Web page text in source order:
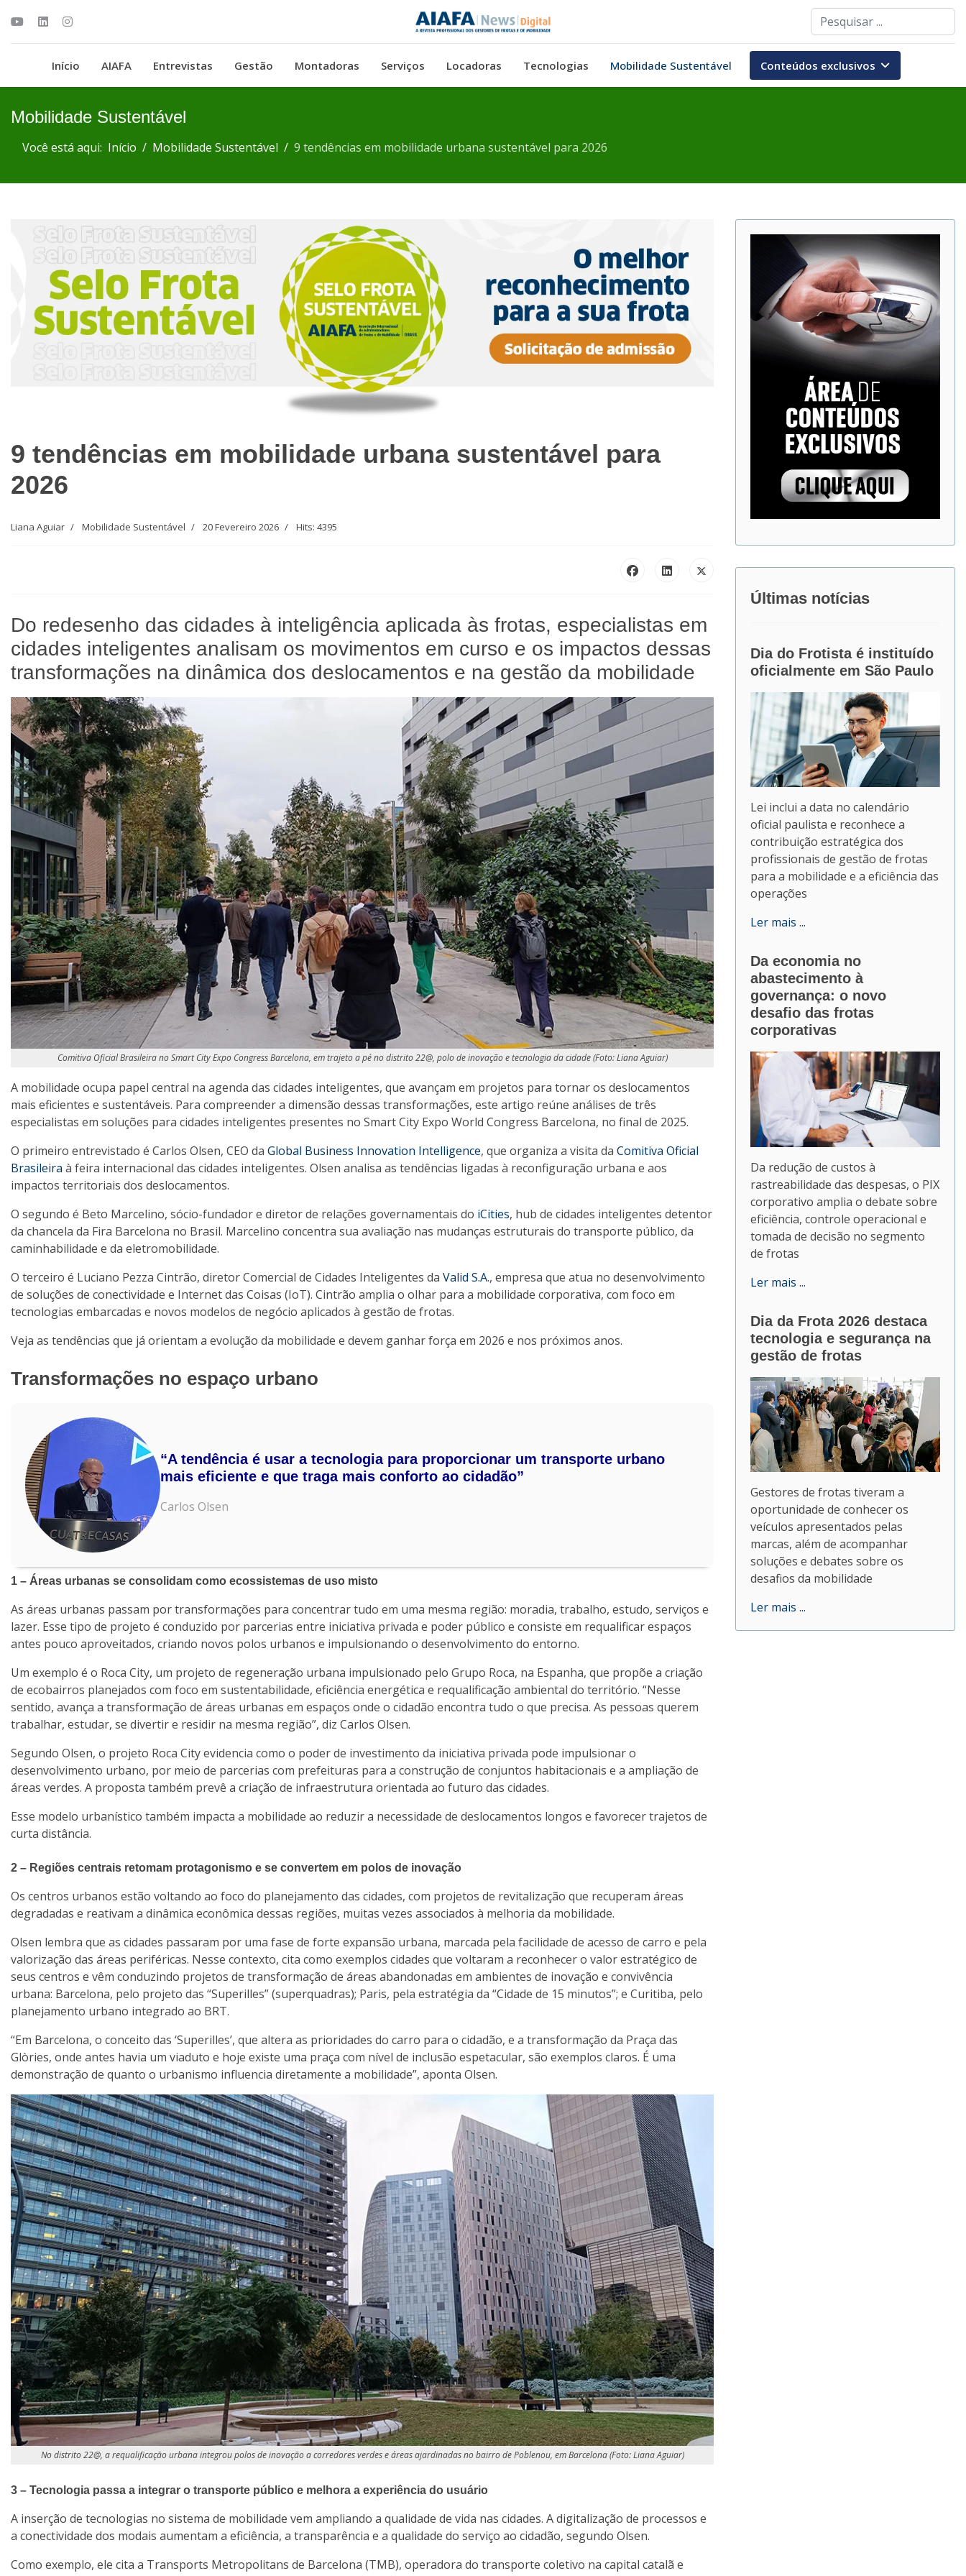
Pesquisar
Início AIAFA Entrevistas Gestão Montadoras Serviços Locadoras Tecnologias Mobilidade Sustentável Conteúdos exclusivos
Mobilidade Sustentável
Você está aqui: Início Mobilidade Sustentável 9 tendências em mobilidade urbana sustentável para 2026
9 tendências em mobilidade urbana sustentável para
2026
Liana Aguiar Mobilidade Sustentável 20 Fevereiro 2026 Hits: 4395
Do redesenho das cidades à inteligência aplicada às frotas, especialistas em
cidades inteligentes analisam os movimentos em curso e os impactos dessas
transformações na dinâmica dos deslocamentos e na gestão da mobilidade
Comitiva Oficial Brasileira no Smart City Expo Congress Barcelona, em trajeto a pé no distrito 22@, polo de inovação e tecnologia da cidade (Foto: Liana Aguiar)
A mobilidade ocupa papel central na agenda das cidades inteligentes, que avançam em projetos para tornar os deslocamentos
mais eficientes e sustentáveis. Para compreender a dimensão dessas transformações, este artigo reúne análises de três
especialistas em soluções para cidades inteligentes presentes no Smart City Expo World Congress Barcelona, no final de 2025.
O primeiro entrevistado é Carlos Olsen, CEO da Global Business Innovation Intelligence, que organiza a visita da Comitiva Oficial
Brasileira à feira internacional das cidades inteligentes. Olsen analisa as tendências ligadas à reconfiguração urbana e aos
impactos territoriais dos deslocamentos.
O segundo é Beto Marcelino, sócio-fundador e diretor de relações governamentais do iCities, hub de cidades inteligentes detentor
da chancela da Fira Barcelona no Brasil. Marcelino concentra sua avaliação nas mudanças estruturais do transporte público, da
caminhabilidade e da eletromobilidade.
O terceiro é Luciano Pezza Cintrão, diretor Comercial de Cidades Inteligentes da Valid S.A., empresa que atua no desenvolvimento
de soluções de conectividade e Internet das Coisas (IoT). Cintrão amplia o olhar para a mobilidade corporativa, com foco em
tecnologias embarcadas e novos modelos de negócio aplicados à gestão de frotas.
Veja as tendências que já orientam a evolução da mobilidade e devem ganhar força em 2026 e nos próximos anos.
Transformações no espaço urbano
“A tendência é usar a tecnologia para proporcionar um transporte urbano
mais eficiente e que traga mais conforto ao cidadão”
Carlos Olsen
1 – Áreas urbanas se consolidam como ecossistemas de uso misto
As áreas urbanas passam por transformações para concentrar tudo em uma mesma região: moradia, trabalho, estudo, serviços e
lazer. Esse tipo de projeto é conduzido por parcerias entre iniciativa privada e poder público e consiste em requalificar espaços
antes pouco aproveitados, criando novos polos urbanos e impulsionando o desenvolvimento do entorno.
Um exemplo é o Roca City, um projeto de regeneração urbana impulsionado pelo Grupo Roca, na Espanha, que propõe a criação
de ecobairros planejados com foco em sustentabilidade, eficiência energética e requalificação ambiental do território. “Nesse
sentido, avança a transformação de áreas urbanas em espaços onde o cidadão encontra tudo o que precisa. As pessoas querem
trabalhar, estudar, se divertir e residir na mesma região”, diz Carlos Olsen.
Segundo Olsen, o projeto Roca City evidencia como o poder de investimento da iniciativa privada pode impulsionar o
desenvolvimento urbano, por meio de parcerias com prefeituras para a construção de conjuntos habitacionais e a ampliação de
áreas verdes. A proposta também prevê a criação de infraestrutura orientada ao futuro das cidades.
Esse modelo urbanístico também impacta a mobilidade ao reduzir a necessidade de deslocamentos longos e favorecer trajetos de
curta distância.
2 – Regiões centrais retomam protagonismo e se convertem em polos de inovação
Os centros urbanos estão voltando ao foco do planejamento das cidades, com projetos de revitalização que recuperam áreas
degradadas e reativam a dinâmica econômica dessas regiões, muitas vezes associados à melhoria da mobilidade.
Olsen lembra que as cidades passaram por uma fase de forte expansão urbana, marcada pela facilidade de acesso de carro e pela
valorização das áreas periféricas. Nesse contexto, cita como exemplos cidades que voltaram a reconhecer o valor estratégico de
seus centros e vêm conduzindo projetos de transformação de áreas abandonadas em ambientes de inovação e convivência
urbana: Barcelona, pelo projeto das “Superilles” (superquadras); Paris, pela estratégia da “Cidade de 15 minutos”; e Curitiba, pelo
planejamento urbano integrado ao BRT.
“Em Barcelona, o conceito das ‘Superilles’, que altera as prioridades do carro para o cidadão, e a transformação da Praça das
Glòries, onde antes havia um viaduto e hoje existe uma praça com nível de inclusão espetacular, são exemplos claros. É uma
demonstração de quanto o urbanismo influencia diretamente a mobilidade”, aponta Olsen.
No distrito 22@, a requalificação urbana integrou polos de inovação a corredores verdes e áreas ajardinadas no bairro de Poblenou, em Barcelona (Foto: Liana Aguiar)
3 – Tecnologia passa a integrar o transporte público e melhora a experiência do usuário
A inserção de tecnologias no sistema de mobilidade vem ampliando a qualidade de vida nas cidades. A digitalização de processos e
a conectividade dos modais aumentam a eficiência, a transparência e a qualidade do serviço ao cidadão, segundo Olsen.
Como exemplo, ele cita a Transports Metropolitans de Barcelona (TMB), operadora do transporte coletivo na capital catalã e
Últimas notícias
Dia do Frotista é instituído
oficialmente em São Paulo
Lei inclui a data no calendário
oficial paulista e reconhece a
contribuição estratégica dos
profissionais de gestão de frotas
para a mobilidade e a eficiência das
operações
Ler mais ...
Da economia no
abastecimento à
governança: o novo
desafio das frotas
corporativas
Da redução de custos à
rastreabilidade das despesas, o PIX
corporativo amplia o debate sobre
eficiência, controle operacional e
tomada de decisão no segmento
de frotas
Ler mais ...
Dia da Frota 2026 destaca
tecnologia e segurança na
gestão de frotas
Gestores de frotas tiveram a
oportunidade de conhecer os
veículos apresentados pelas
marcas, além de acompanhar
soluções e debates sobre os
desafios da mobilidade
Ler mais ...